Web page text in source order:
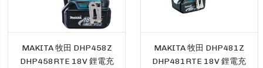
MAKITA 牧田 DHP458Z
DHP458RTE 18V 鋰電充
MAKITA 牧田 DHP481Z
DHP481RTE 18V 鋰電充